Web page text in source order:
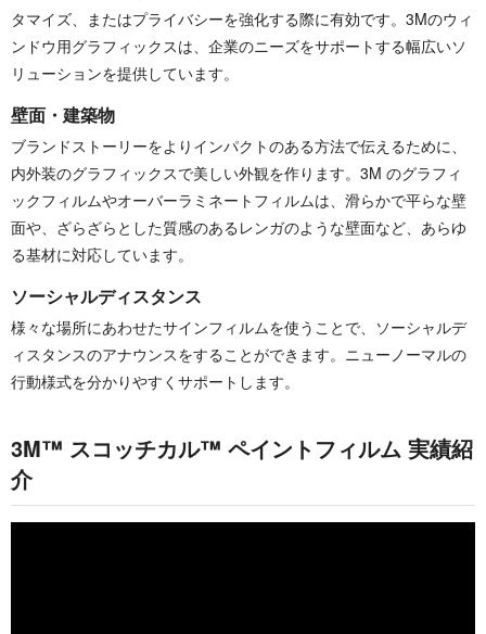
タマイズ、またはプライバシーを強化する際に有効です。3Mのウィ
ンドウ用グラフィックスは、企業のニーズをサポートする幅広いソ
リューションを提供しています。
壁面・建築物
ブランドストーリーをよりインパクトのある方法で伝えるために、
内外装のグラフィックスで美しい外観を作ります。3M のグラフィ
ックフィルムやオーバーラミネートフィルムは、滑らかで平らな壁
面や、ざらざらとした質感のあるレンガのような壁面など、あらゆ
る基材に対応しています。
ソーシャルディスタンス
様々な場所にあわせたサインフィルムを使うことで、ソーシャルデ
ィスタンスのアナウンスをすることができます。ニューノーマルの
行動様式を分かりやすくサポートします。
3M™ スコッチカル™ ペイントフィルム 実績紹
介